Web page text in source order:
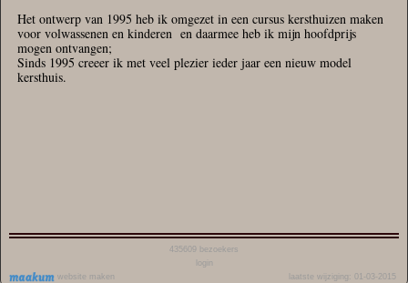
Het ontwerp van 1995 heb ik omgezet in een cursus kersthuizen maken
voor volwassenen en kinderen en daarmee heb ik mijn hoofdprijs
mogen ontvangen;
Sinds 1995 creeer ik met veel plezier ieder jaar een nieuw model
kersthuis.
website maken
435609
bezoekers
login
laatste wijziging: 01-03-2015